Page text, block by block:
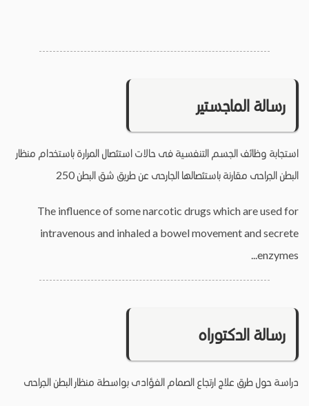
رسالة الماجستير
استجابة وظائف الجسم التنفسية فى حالات استئصال المرارة باستخدام منظار
البطن الجراحى مقارنة باستئصالها الجارحى عن طريق شق البطن 250
The influence of some narcotic drugs which are used for
intravenous and inhaled a bowel movement and secrete
enzymes...
رسالة الدكتوراه
دراسة حول طرق علاج ارتجاع الصمام الفؤادى بواسطة منظار البطن الجراحى